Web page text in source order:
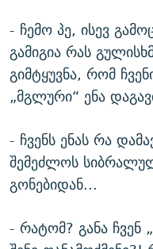
- ჩემო პე, ისევ
გამიგია რას
გიმტყუვნა, რომ
„მგლური“ ენა
- ჩვენს ენას რა
შემეძლოს
გონებიდან...
- რატომ? განა ჩვენ